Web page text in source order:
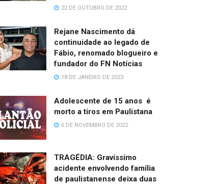
22 DE OUTUBRO DE 2022
Rejane Nascimento dá
continuidade ao legado de
Fábio, renomado blogueiro e
fundador do FN Notícias
18 DE JANEIRO DE 2023
Adolescente de 15 anos é
morto a tiros em Paulistana
6 DE NOVEMBRO DE 2022
TRAGÉDIA: Gravíssimo
acidente envolvendo família
de paulistanense deixa duas